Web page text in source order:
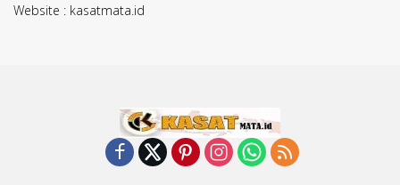
Website : kasatmata.id